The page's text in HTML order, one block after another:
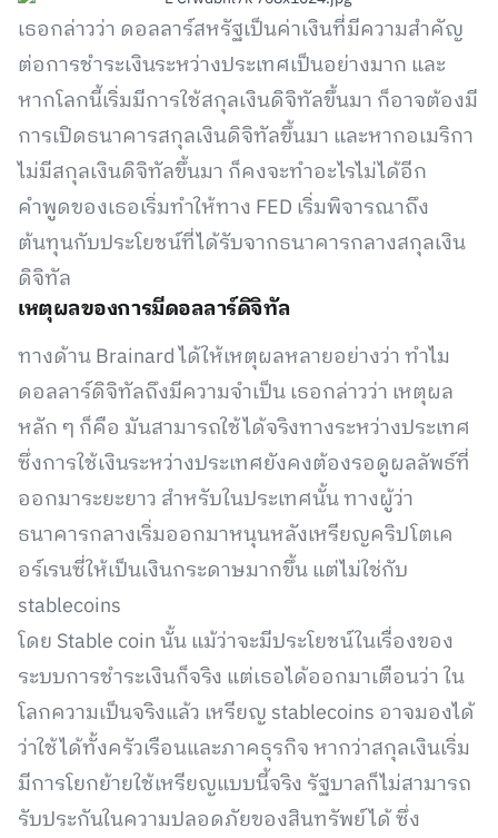
เธอกล่าวว่า ดอลลาร์สหรัฐเป็นค่าเงินที่มีความสำคัญ
ต่อการชำระเงินระหว่างประเทศเป็นอย่างมาก และ
หากโลกนี้เริ่มมีการใช้สกุลเงินดิจิทัลขึ้นมา ก็อาจต้องมี
การเปิดธนาคารสกุลเงินดิจิทัลขึ้นมา และหากอเมริกา
ไม่มีสกุลเงินดิจิทัลขึ้นมา ก็คงจะทำอะไรไม่ได้อีก
คำพูดของเธอเริ่มทำให้ทาง FED เริ่มพิจารณาถึง
ต้นทุนกับประโยชน์ที่ได้รับจากธนาคารกลางสกุลเงิน
ดิจิทัล
เหตุผลของการมีดอลลาร์ดิจิทัล
ทางด้าน Brainard ได้ให้เหตุผลหลายอย่างว่า ทำไม
ดอลลาร์ดิจิทัลถึงมีความจำเป็น เธอกล่าวว่า เหตุผล
หลัก ๆ ก็คือ มันสามารถใช้ได้จริงทางระหว่างประเทศ
ซึ่งการใช้เงินระหว่างประเทศยังคงต้องรอดูผลลัพธ์ที่
ออกมาระยะยาว สำหรับในประเทศนั้น ทางผู้ว่า
ธนาคารกลางเริ่มออกมาหนุนหลังเหรียญคริปโตเค
อร์เรนซี่ให้เป็นเงินกระดาษมากขึ้น แต่ไม่ใช่กับ
stablecoins
โดย Stable coin นั้น แม้ว่าจะมีประโยชน์ในเรื่องของ
ระบบการชำระเงินก็จริง แต่เธอได้ออกมาเตือนว่า ใน
โลกความเป็นจริงแล้ว เหรียญ stablecoins อาจมองได้
ว่าใช้ได้ทั้งครัวเรือนและภาคธุรกิจ หากว่าสกุลเงินเริ่ม
มีการโยกย้ายใช้เหรียญแบบนี้จริง รัฐบาลก็ไม่สามารถ
รับประกันในความปลอดภัยของสินทรัพย์ได้ ซึ่ง